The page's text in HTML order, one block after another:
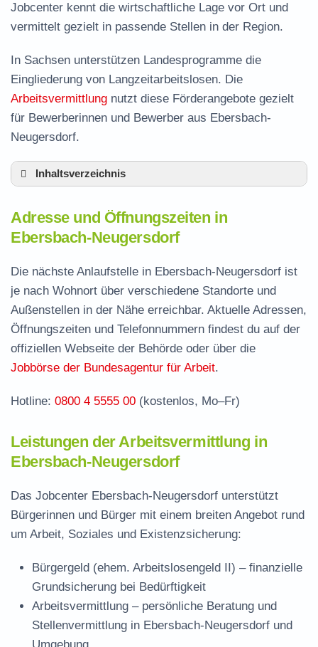
Jobcenter kennt die wirtschaftliche Lage vor Ort und
vermittelt gezielt in passende Stellen in der Region.
In Sachsen unterstützen Landesprogramme die
Eingliederung von Langzeitarbeitslosen. Die
Arbeitsvermittlung nutzt diese Förderangebote gezielt
für Bewerberinnen und Bewerber aus Ebersbach-
Neugersdorf.
Inhaltsverzeichnis
Neugersdorf
Leistungen der Arbeitsvermittlung in
Ebersbach-Neugersdorf
Termin vereinbaren und Bürgergeld beantragen
Jobcenter Görlitz – zuständige Stelle
Stellenangebote und Jobbörse in Ebersbach-
Neugersdorf
Adresse und Öffnungszeiten in
Ebersbach-Neugersdorf
Die nächste Anlaufstelle in Ebersbach-Neugersdorf ist
je nach Wohnort über verschiedene Standorte und
Außenstellen in der Nähe erreichbar. Aktuelle Adressen,
Öffnungszeiten und Telefonnummern findest du auf der
offiziellen Webseite der Behörde oder über die
Jobbörse der Bundesagentur für Arbeit.
Hotline: 0800 4 5555 00 (kostenlos, Mo–Fr)
Leistungen der Arbeitsvermittlung in
Ebersbach-Neugersdorf
Das Jobcenter Ebersbach-Neugersdorf unterstützt
Bürgerinnen und Bürger mit einem breiten Angebot rund
um Arbeit, Soziales und Existenzsicherung:
Bürgergeld (ehem. Arbeitslosengeld II) – finanzielle
Grundsicherung bei Bedürftigkeit
Arbeitsvermittlung – persönliche Beratung und
Stellenvermittlung in Ebersbach-Neugersdorf und